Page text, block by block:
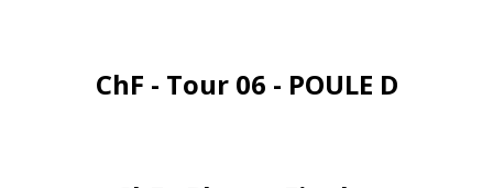
ChF - Tour 06 - POULE D